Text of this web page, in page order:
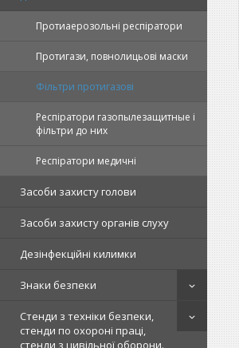
Протиаерозольні респіратори
Протигази, повнолицьові маски
Фільтри протигазові
Респіратори газопылезащитные і
фільтри до них
Респіратори медичні
Засоби захисту голови
Засоби захисту органів слуху
Дезінфекційні килимки
Знаки безпеки
Стенди з техніки безпеки,
стенди по охороні праці,
стенди з цивільної оборони.